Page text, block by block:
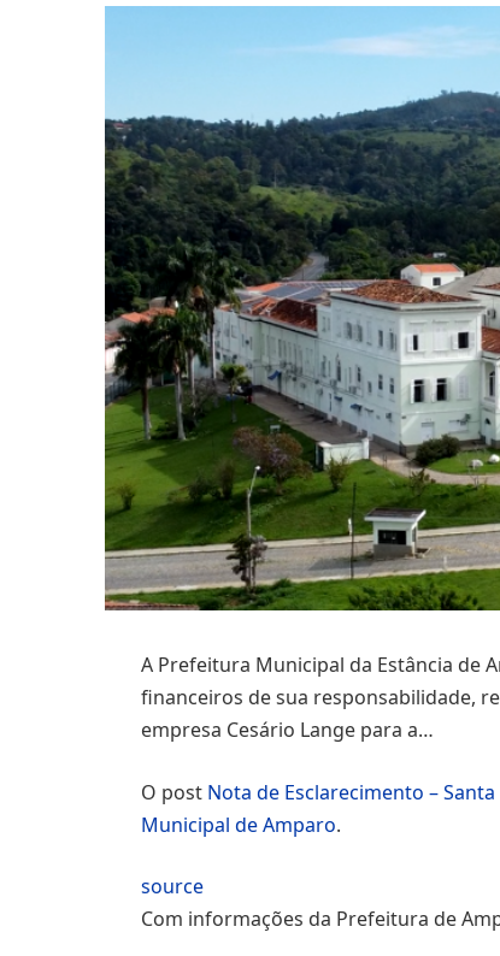
A Prefeitura Municipal da Estância de
financeiros de sua responsabilidade,
empresa Cesário Lange para a…
O post Nota de Esclarecimento –
Municipal de Amparo.
source
Com informações da Prefeitura de